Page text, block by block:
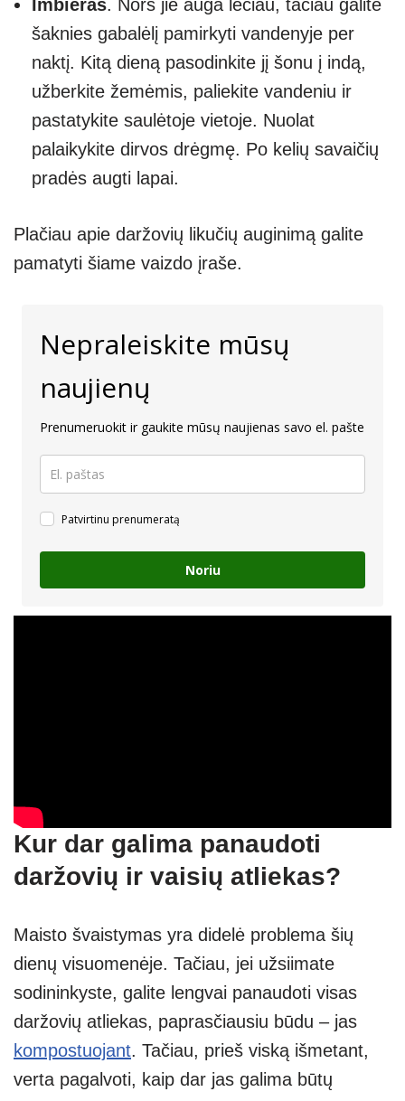
Imbieras. Nors jie auga lėčiau, tačiau galite
šaknies gabalėlį pamirkyti vandenyje per
naktį. Kitą dieną pasodinkite jį šonu į indą,
užberkite žemėmis, paliekite vandeniu ir
pastatykite saulėtoje vietoje. Nuolat
palaikykite dirvos drėgmę. Po kelių savaičių
pradės augti lapai.
Plačiau apie daržovių likučių auginimą galite
pamatyti šiame vaizdo įraše.
Nepraleiskite mūsų
naujienų
Prenumeruokit ir gaukite mūsų naujienas savo el. pašte
Patvirtinu prenumeratą
Noriu
Kur dar galima panaudoti
daržovių ir vaisių atliekas?
Maisto švaistymas yra didelė problema šių
dienų visuomenėje. Tačiau, jei užsiimate
sodininkyste, galite lengvai panaudoti visas
daržovių atliekas, paprasčiausiu būdu – jas
kompostuojant. Tačiau, prieš viską išmetant,
verta pagalvoti, kaip dar jas galima būtų